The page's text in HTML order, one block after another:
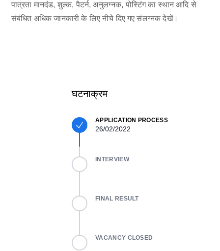
घटनाक्रम
APPLICATION PROCESS
26/02/2022
INTERVIEW
FINAL RESULT
VACANCY CLOSED
पात्रता मानदंड, शुल्क, पैटर्न, अनुलग्नक, पोस्टिंग का स्थान आदि से
संबंधित अधिक जानकारी के लिए नीचे दिए गए संलग्नक देखें।